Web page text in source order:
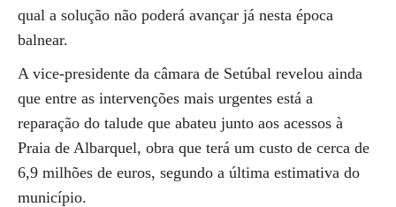
qual a solução não poderá avançar já nesta época
balnear.
A vice-presidente da câmara de Setúbal revelou ainda
que entre as intervenções mais urgentes está a
reparação do talude que abateu junto aos acessos à
Praia de Albarquel, obra que terá um custo de cerca de
6,9 milhões de euros, segundo a última estimativa do
município.